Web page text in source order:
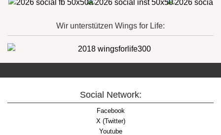
Wir unterstützen Wings for Life:
Social Network:
Facebook
X (Twitter)
Youtube